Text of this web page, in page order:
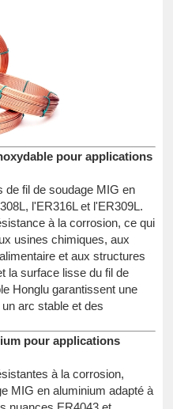
pour applications
de fil de soudage MIG en
l'ER316L et l'ER309L.
à la corrosion, ce qui
usines chimiques, aux
et aux structures
la surface lisse du fil de
Honglu garantissent une
arc stable et des
pour applications
à la corrosion,
MIG en aluminium adapté à